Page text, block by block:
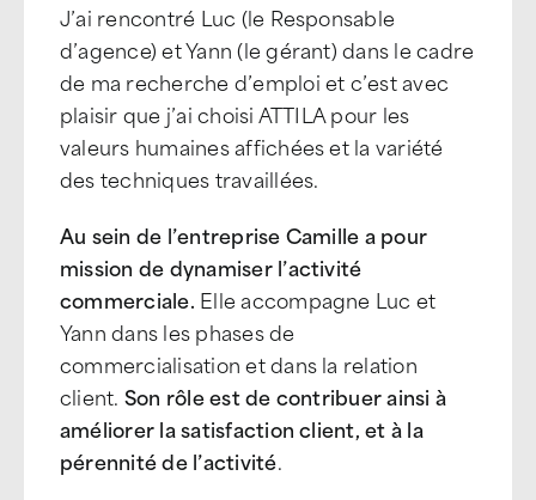
J’ai rencontré Luc (le Responsable
d’agence) et Yann (le gérant) dans le cadre
de ma recherche d’emploi et c’est avec
plaisir que j’ai choisi ATTILA pour les
valeurs humaines affichées et la variété
des techniques travaillées.
Au sein de l’entreprise Camille a pour
mission de dynamiser l’activité
commerciale. Elle accompagne Luc et
Yann dans les phases de
commercialisation et dans la relation
client. Son rôle est de contribuer ainsi à
améliorer la satisfaction client, et à la
pérennité de l’activité.